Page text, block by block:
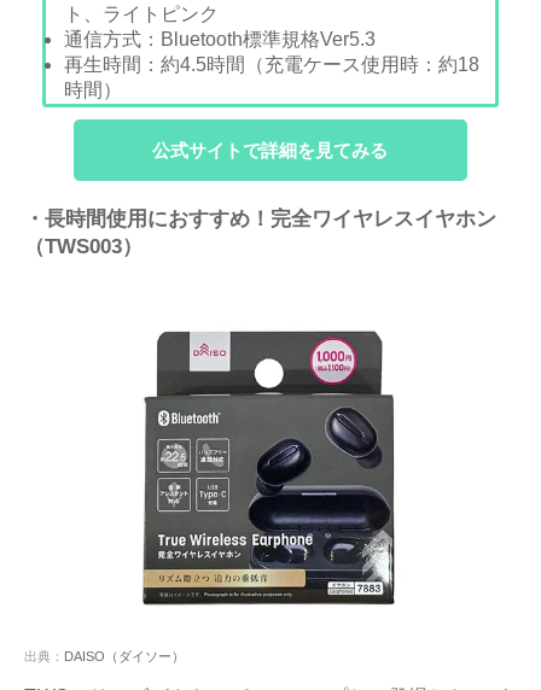
ト、ライトピンク
通信方式：Bluetooth標準規格Ver5.3
再生時間：約4.5時間（充電ケース使用時：約18
時間）
公式サイトで詳細を見てみる
・長時間使用におすすめ！完全ワイヤレスイヤホン
（TWS003）
出典： DAISO（ダイソー）